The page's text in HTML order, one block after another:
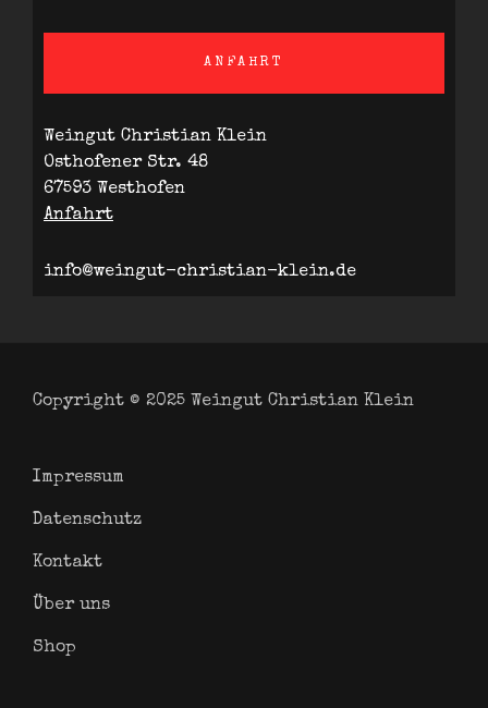
ANFAHRT
Weingut Christian Klein
Osthofener Str. 48
67593 Westhofen
Anfahrt
info@weingut-christian-klein.de
Copyright © 2025 Weingut Christian Klein
Impressum
Datenschutz
Kontakt
Über uns
Shop